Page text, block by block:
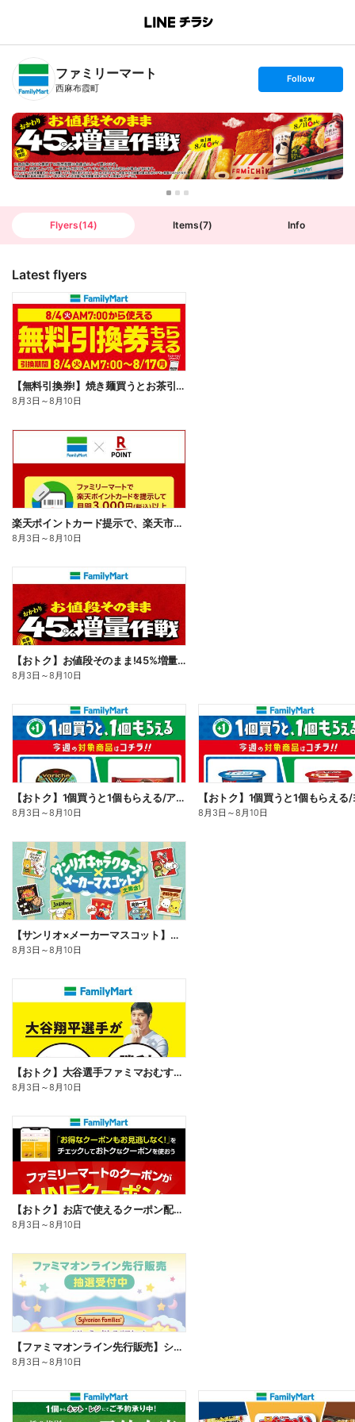
B
n
T
ファミリーマート
西麻布霞町
s
t
o
l
l
o
w
Follow
Flyers(14) Items(7) Info
Latest flyers
【無料引換券!】焼き麺買うとお茶引換券貰える!
8月3日 ～8月10日
楽天ポイントカード提示で、楽天市場でのお買い物がおトクに!
8月3日 ～8月10日
【おトク】お値段そのまま!45%増量作戦!
8月3日 ～8月10日
【おトク】1個買うと1個もらえる/アイス
8月3日 ～8月10日 8月3日 ～8月10日
【サンリオ×メーカーマスコット】オリジナルグッズ貰える!
8月3日 ～8月10日
【おトク】大谷選手ファミマおむすび割
8月3日 ～8月10日
【おトク】お店で使えるクーポン配信中
8月3日 ～8月10日
【ファミマオンライン先行販売】シルバニアファミリー
8月3日 ～8月10日